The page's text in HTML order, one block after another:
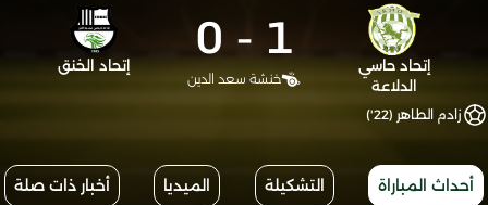
إتحاد حاسي
الدلاعة
1
-
0
خنشة سعد الدين
إتحاد الخنق
زادم الطاهر (22')
أحداث المباراة التشكيلة الميديا أخبار ذات صلة